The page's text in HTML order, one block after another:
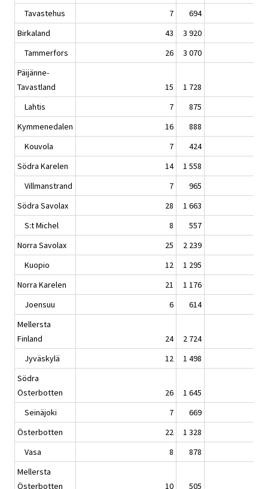
Tavastehus
7
694
Birkaland
43
3 920
Tammerfors
26
3 070
Päijänne-
Tavastland
15
1 728
Lahtis
7
875
Kymmenedalen
16
888
Kouvola
7
424
Södra Karelen
14
1 558
Villmanstrand
7
965
Södra Savolax
28
1 663
S:t Michel
8
557
Norra Savolax
25
2 239
Kuopio
12
1 295
Norra Karelen
21
1 176
Joensuu
6
614
Mellersta
Finland
24
2 724
Jyväskylä
12
1 498
Södra
Österbotten
26
1 645
Seinäjoki
7
669
Österbotten
22
1 328
Vasa
8
878
Mellersta
Österbotten
10 505